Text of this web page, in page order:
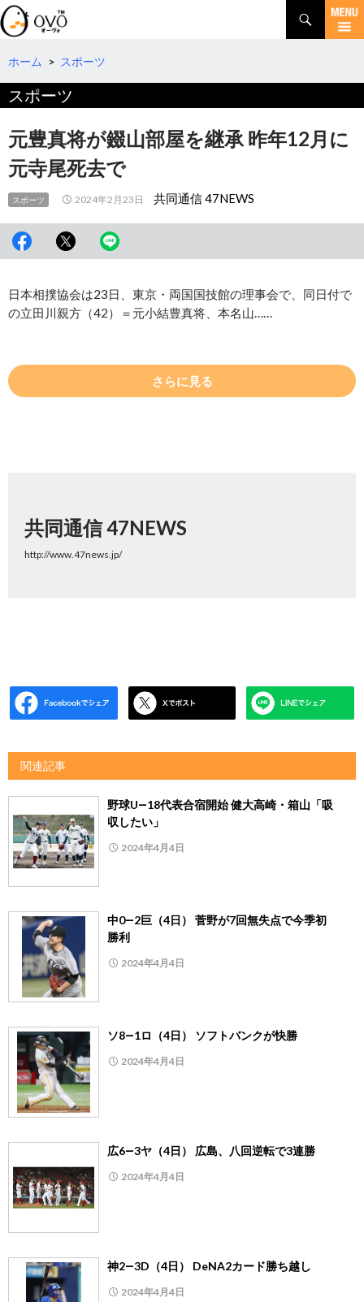
検
索
コ
テ
へ
動
ホーム > スポーツ
スポーツ
元豊真将が錣山部屋を継承 昨年12月に
元寺尾死去で
スポーツ 2024年2月23日 共同通信 47NEWS
日本相撲協会は23日、東京・両国国技館の理事会で、同日付で
の立田川親方（42）＝元小結豊真将、本名山……
さらに見る
共同通信 47NEWS
http://www.47news.jp/
関連記事
野球U―18代表合宿開始 健大高崎・箱山「吸
収したい」
2024年4月4日
中0―2巨（4日） 菅野が7回無失点で今季初
勝利
2024年4月4日
ソ8―1ロ（4日） ソフトバンクが快勝
2024年4月4日
広6―3ヤ（4日） 広島、八回逆転で3連勝
2024年4月4日
神2―3D（4日） DeNA2カード勝ち越し
2024年4月4日